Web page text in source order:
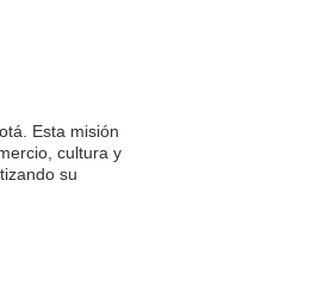
Esta misión
cultura y
su